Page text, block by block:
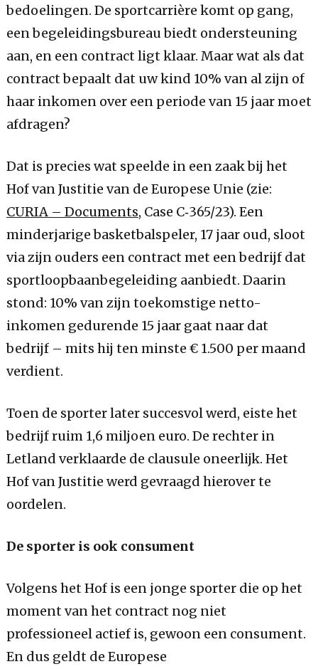
bedoelingen. De sportcarrière komt op gang,
een begeleidingsbureau biedt ondersteuning
aan, en een contract ligt klaar. Maar wat als dat
contract bepaalt dat uw kind 10% van al zijn of
haar inkomen over een periode van 15 jaar moet
afdragen?
Dat is precies wat speelde in een zaak bij het
Hof van Justitie van de Europese Unie (zie:
CURIA – Documents, Case C‑365/23). Een
minderjarige basketbalspeler, 17 jaar oud, sloot
via zijn ouders een contract met een bedrijf dat
sportloopbaanbegeleiding aanbiedt. Daarin
stond: 10% van zijn toekomstige netto-
inkomen gedurende 15 jaar gaat naar dat
bedrijf – mits hij ten minste € 1.500 per maand
verdient.
Toen de sporter later succesvol werd, eiste het
bedrijf ruim 1,6 miljoen euro. De rechter in
Letland verklaarde de clausule oneerlijk. Het
Hof van Justitie werd gevraagd hierover te
oordelen.
De sporter is ook consument
Volgens het Hof is een jonge sporter die op het
moment van het contract nog niet
professioneel actief is, gewoon een consument.
En dus geldt de Europese